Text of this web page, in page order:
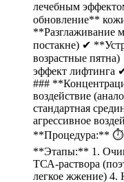
лечебным
обновление**
**Разглаживание
постакне) ✔
возрастные
эффект лифтинга
###
воздействие
стандартная
агрессивное
**Процедура:** ⏱
**Этапы:** 1.
ТСА-раствора
легкое жжение) 4.